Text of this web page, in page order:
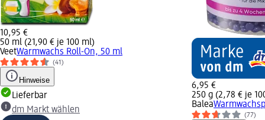
10,95 €
50 ml (21,90 € je 100 ml)
VeetWarmwachs Roll-On, 50 ml
(41)
Hinweise
Lieferbar
dm Markt wählen
6,95 €
250 g (2,78 € je
Balea
(77)